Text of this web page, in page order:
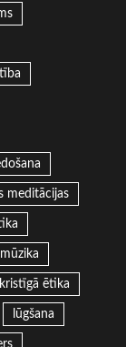
meditācijas
kristīgā ētika
lūgšana